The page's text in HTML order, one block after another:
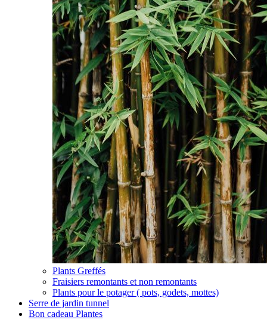
Plants Greffés
Fraisiers remontants et non remontants
Plants pour le potager ( pots, godets, mottes)
Serre de jardin tunnel
Bon cadeau Plantes